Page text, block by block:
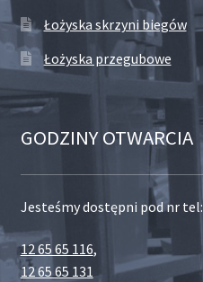
Łożyska skrzyni biegów
Łożyska przegubowe
GODZINY OTWARCIA
Jesteśmy dostępni pod nr tel:
12 65 65 116,
12 65 65 131